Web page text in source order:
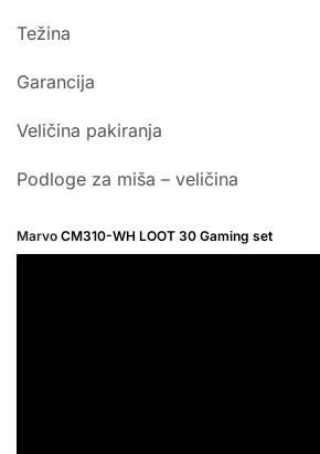
Težina
Garancija
Veličina pakiranja
Podloge za miša – veličina
Marvo CM310-WH LOOT 30 Gaming set